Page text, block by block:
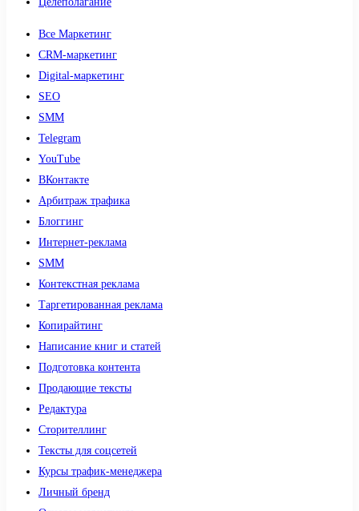
Все Маркетинг
CRM-маркетинг
Digital-маркетинг
SEO
SMM
Telegram
YouTube
ВКонтакте
Арбитраж трафика
Блоггинг
Интернет-реклама
SMM
Контекстная реклама
Таргетированная реклама
Копирайтинг
Написание книг и статей
Подготовка контента
Продающие тексты
Редактура
Сторителлинг
Тексты для соцсетей
Курсы трафик-менеджера
Личный бренд